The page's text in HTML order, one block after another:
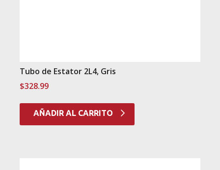
Tubo de Estator 2L4, Gris
$328.99
AÑADIR AL CARRITO